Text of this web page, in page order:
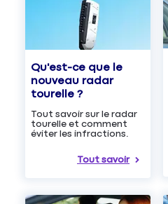
Qu'est-ce que le
nouveau radar
tourelle ?
Tout savoir sur le radar
tourelle et comment
éviter les infractions.
Tout savoir